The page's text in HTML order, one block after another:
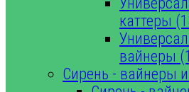
каттеры
вайнеры
Сирень - вайнеры